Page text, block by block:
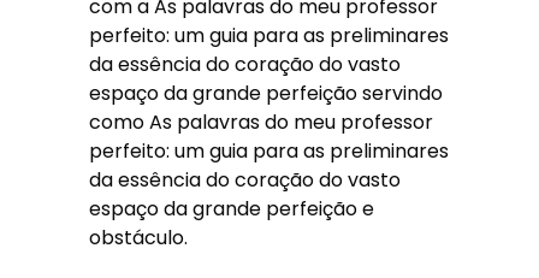
com a As palavras do meu professor
perfeito: um guia para as preliminares
da essência do coração do vasto
espaço da grande perfeição servindo
como As palavras do meu professor
perfeito: um guia para as preliminares
da essência do coração do vasto
espaço da grande perfeição e
obstáculo.